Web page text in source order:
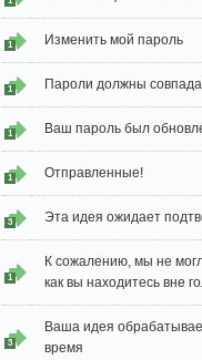
1 Изменить мой пароль
1 Пароли должны
1 Ваш пароль был
1 Отправленные!
3 Эта идея ожидает
1
К сожалению, мы не
как вы находитесь вне
3
Ваша идея
время